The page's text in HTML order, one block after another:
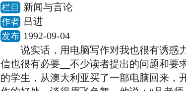
栏目 新闻与言论
作者 吕进
发布 1992-09-04
说实话，用电脑写作对我也很有诱惑
信也很有必要__不少读者提出的问题和要
的学生，从澳大利亚买了一部电脑回来，